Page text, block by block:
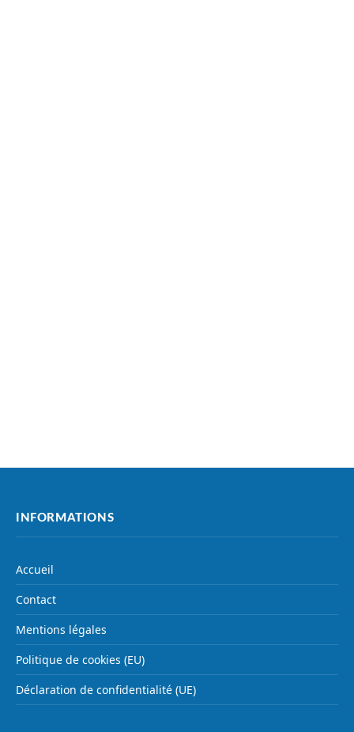
INFORMATIONS
Accueil
Contact
Mentions légales
Politique de cookies (EU)
Déclaration de confidentialité (UE)